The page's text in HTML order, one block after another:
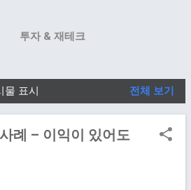
투자 & 재테크
물 표시 전체 보기
례 – 이익이 있어도